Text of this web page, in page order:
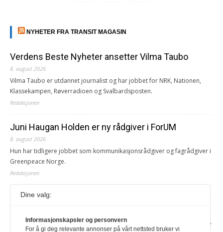
NYHETER FRA TRANSIT MAGASIN
Verdens Beste Nyheter ansetter Vilma Taubo
8. august 2026
Vilma Taubo er utdannet journalist og har jobbet for NRK, Nationen,
Klassekampen, Røverradioen og Svalbardsposten.
Redaksjonen
Juni Haugan Holden er ny rådgiver i ForUM
8. august 2026
Hun har tidligere jobbet som kommunikasjonsrådgiver og fagrådgiver i
Greenpeace Norge.
Redaksjonen
Journalist fra Vietnam idømt 7 års fengsel
Kommunistpartiet i Vietnam har total kontroll over alle offisielle medier,
Dine valg:
Informasjonskapsler og personvern
For å gi deg relevante annonser på vårt nettsted bruker vi